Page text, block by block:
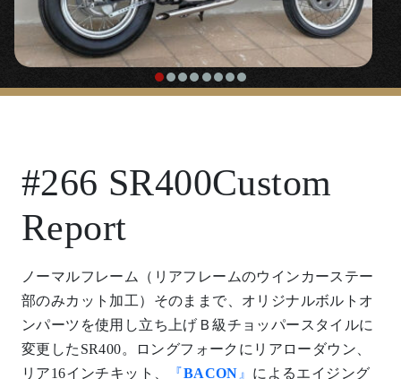
#266 SR400Custom
Report
ノーマルフレーム（リアフレームのウインカーステー
部のみカット加工）そのままで、オリジナルボルトオ
ンパーツを使用し立ち上げＢ級チョッパースタイルに
変更したSR400。ロングフォークにリアローダウン、
リア16インチキット、
『BACON 』 によるエイジング